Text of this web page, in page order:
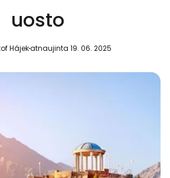
uosto
Hájekatnaujinta 19. 06. 2025